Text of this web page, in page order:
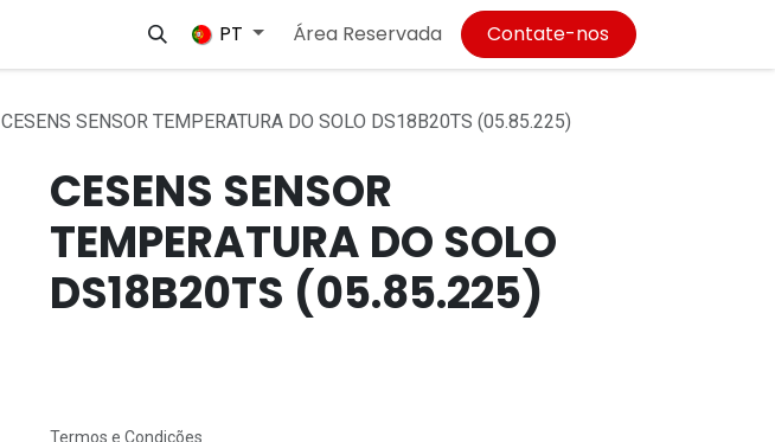
Empregos
PT Área Reservada Contate-nos
CESENS SENSOR TEMPERATURA DO SOLO DS18B20TS (05.85.225)
CESENS SENSOR
TEMPERATURA DO SOLO
DS18B20TS (05.85.225)
Termos e Condições